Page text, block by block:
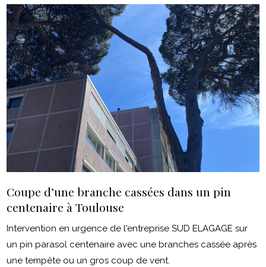
Coupe d’une branche cassées dans un pin
centenaire à Toulouse
Intervention en urgence de l'entreprise SUD ELAGAGE sur
un pin parasol centenaire avec une branches cassée après
une tempête ou un gros coup de vent.